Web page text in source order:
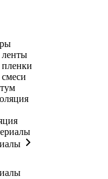
ленты